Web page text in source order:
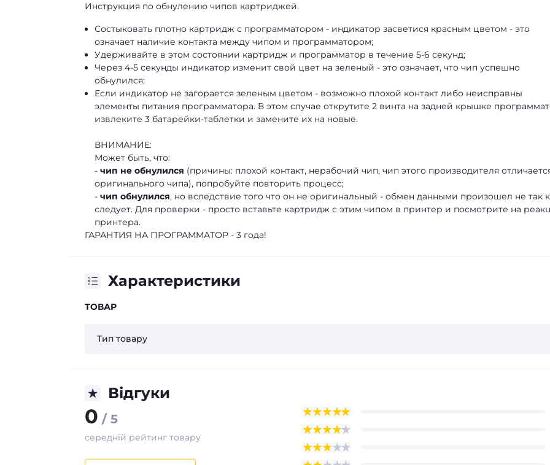
Инструкция по обнулению чипов картриджей.
Состыковать плотно картридж с программатором - индикатор засветися красным цветом - это
означает наличие контакта между чипом и программатором;
Удерживайте в этом состоянии картридж и программатор в течение 5-6 секунд;
Через 4-5 секунды индикатор изменит свой цвет на зеленый - это означает, что чип успешно
обнулился;
Если индикатор не загорается зеленым цветом - возможно плохой контакт либо неисправны
элементы питания программатора. В этом случае открутите 2 винта на задней крышке
извлеките 3 батарейки-таблетки и замените их на новые.
ВНИМАНИЕ:
Может быть, что:
- чип не обнулился (причины: плохой контакт, нерабочий чип, чип этого производителя
оригинального чипа), попробуйте повторить процесс;
- чип обнулился, но вследствие того что он не оригинальный - обмен данными произошел не так
следует. Для проверки - просто вставьте картридж с этим чипом в принтер и посмотрите на
принтера.
ГАРАНТИЯ НА ПРОГРАММАТОР - 3 года!
Характеристики
ТОВАР
Тип товару
Відгуки
0 / 5
середній рейтинг товару